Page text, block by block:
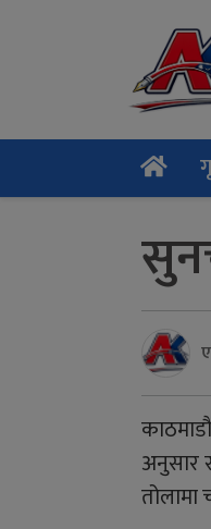
अनुसार